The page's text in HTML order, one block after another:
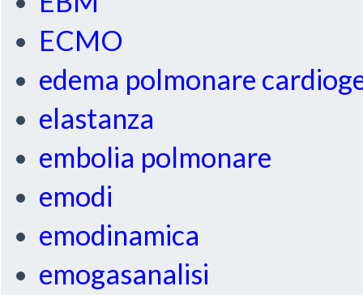
ECMO
edema polmonare
elastanza
embolia polmonare
emodi
emodinamica
emogasanalisi